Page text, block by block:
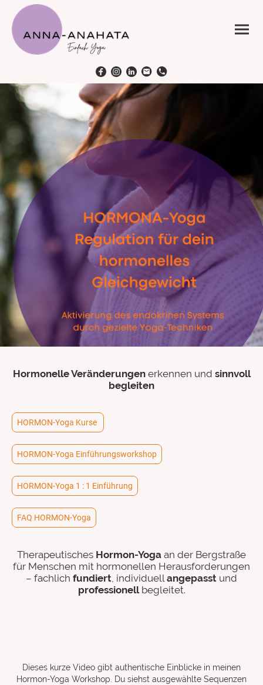
Hormonelle Veränderungenerkennen und sinnvoll
begleiten
HORMON-Yoga Kurse
HORMON-Yoga Einführungsworkshop
HORMON-Yoga 1 : 1 Einführung
FAQ HORMON-Yoga
Therapeutisches Hormon-Yoga an der Bergstraße
für Menschen mit hormonellen Herausforderungen
– fachlich fundiert, individuellangepasst und
professionellbegleitet.
Dieses kurze Video gibt authentische Einblicke in meinen
Hormon-Yoga Workshop. Du siehst ausgewählte Sequenzen